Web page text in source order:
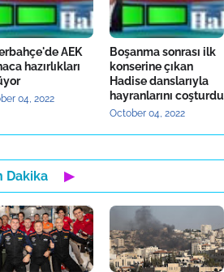
AEK
hazırlıkları
04, 2022
Boşanma sonrası ilk
konserine çıkan
Hadise danslarıyla
hayranlarını coşturdu
October 04, 2022
Dakika ▶